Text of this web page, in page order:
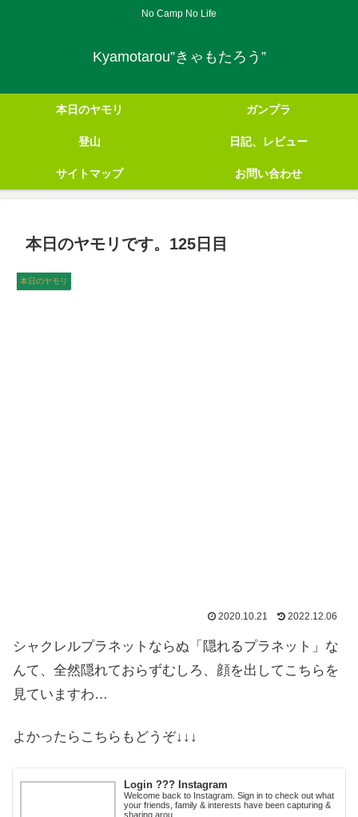
No Camp No Life
Kyamotarou”きゃもたろう”
本日のヤモリ ガンプラ
登山 日記、レビュー
サイトマップ お問い合わせ
本日のヤモリです。125日目
本日のヤモリ
2020.10.21 2022.12.06
シャクレルプラネットならぬ「隠れるプラネット」な
んて、全然隠れておらずむしろ、顔を出してこちらを
見ていますわ…
よかったらこちらもどうぞ↓↓↓
Login ??? Instagram
Welcome back to Instagram. Sign in to check out what
your friends, family & interests have been capturing &
sharing arou...